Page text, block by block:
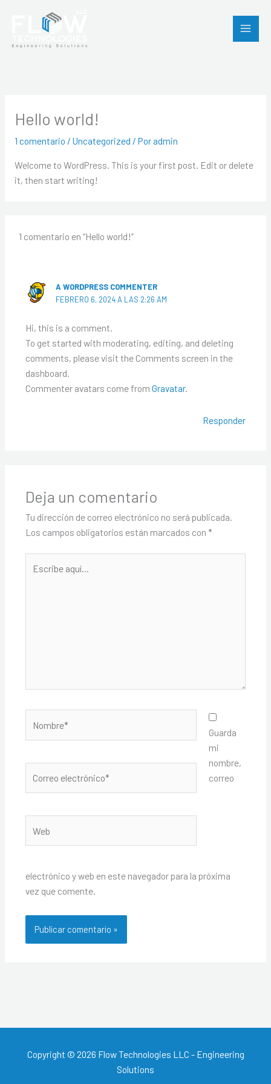
Hello world!
1 comentario / Uncategorized / Por admin
Welcome to WordPress. This is your first post. Edit or delete
it, then start writing!
1 comentario en “Hello world!”
A WORDPRESS COMMENTER
FEBRERO 6, 2024 A LAS 2:26 AM
Hi, this is a comment.
To get started with moderating, editing, and deleting
comments, please visit the Comments screen in the
dashboard.
Commenter avatars come from Gravatar.
Responder
Deja un comentario
Tu dirección de correo electrónico no será publicada.
Los campos obligatorios están marcados con *
aquí...
electrónico*
Guarda
mi
nombre,
correo
electrónico y web en este navegador para la próxima
vez que comente.
Copyright © 2026 Flow Technologies LLC - Engineering
Solutions